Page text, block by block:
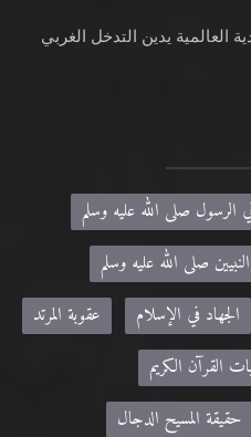
العالمية يدين التدخل الغربي
الرسول صلى الله عليه وسلم
صلى الله عليه وسلم
الجهاد في الإسلام
عقوبة المرتد
القرآن الكريم
حقيقة المسيح الدجال